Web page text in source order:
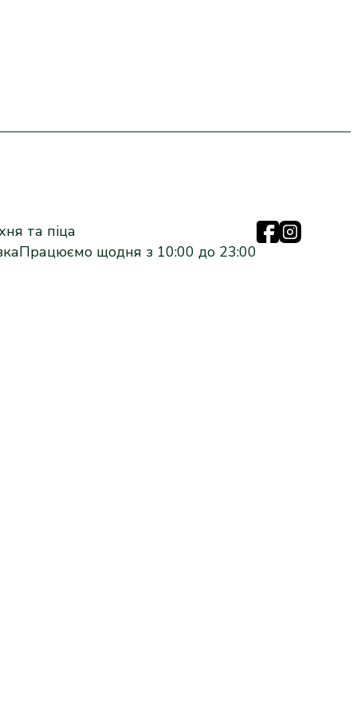
та піца
Працюємо щодня з 10:00 до 23:00